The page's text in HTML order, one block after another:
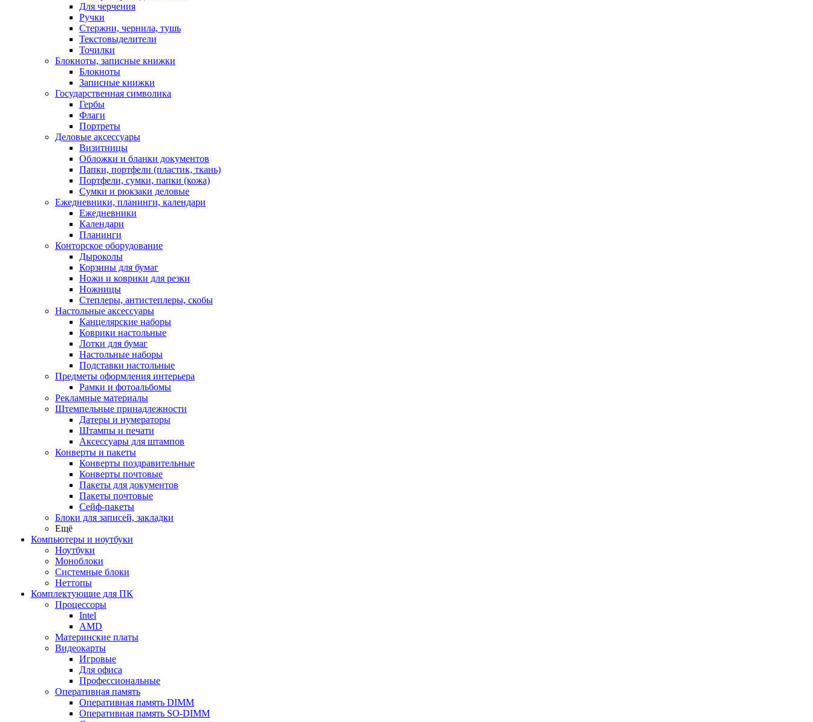
Для черчения
Ручки
Стержни, чернила, тушь
Текстовыделители
Точилки
Блокноты, записные книжки
Блокноты
Записные книжки
Государственная символика
Гербы
Флаги
Портреты
Деловые аксессуары
Визитницы
Обложки и бланки документов
Папки, портфели (пластик, ткань)
Портфели, сумки, папки (кожа)
Сумки и рюкзаки деловые
Ежедневники, планинги, календари
Ежедневники
Календари
Планинги
Конторское оборудование
Дыроколы
Корзины для бумаг
Ножи и коврики для резки
Ножницы
Степлеры, антистеплеры, скобы
Настольные аксессуары
Канцелярские наборы
Коврики настольные
Лотки для бумаг
Настольные наборы
Подставки настольные
Предметы оформления интерьера
Рамки и фотоальбомы
Рекламные материалы
Штемпельные принадлежности
Датеры и нумераторы
Штампы и печати
Аксессуары для штампов
Конверты и пакеты
Конверты поздравительные
Конверты почтовые
Пакеты для документов
Пакеты почтовые
Сейф-пакеты
Блоки для записей, закладки
Ещё
Компьютеры и ноутбуки
Ноутбуки
Моноблоки
Системные блоки
Неттопы
Комплектующие для ПК
Процессоры
Intel
AMD
Материнские платы
Видеокарты
Игровые
Для офиса
Профессиональные
Оперативная память
Оперативная память DIMM
Оперативная память SO-DIMM